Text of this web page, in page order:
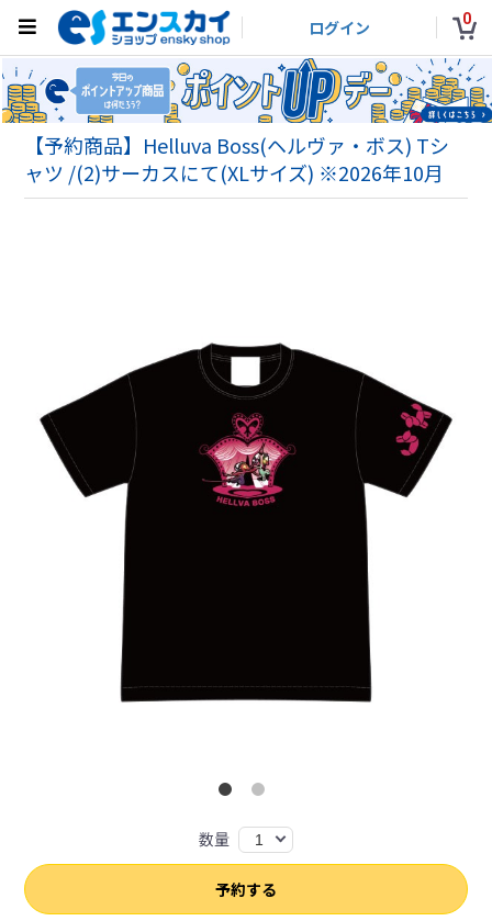
ログイン 0
【予約商品】Helluva Boss(ヘルヴァ・ボス) Tシ
ャツ /(2)サーカスにて(XLサイズ) ※2026年10月
数量 1
予約する